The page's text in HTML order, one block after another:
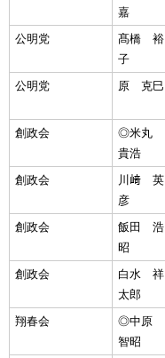
嘉
公明党
髙橋 裕
子
公明党
原 克巳
創政会
◎米丸
貴浩
創政会
川﨑 英
彦
創政会
飯田 浩
昭
創政会
白水 祥
太郎
翔春会
◎中原
智昭